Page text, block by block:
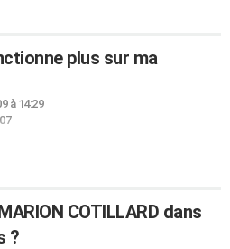
plus sur ma
à 14:29
COTILLARD dans
?